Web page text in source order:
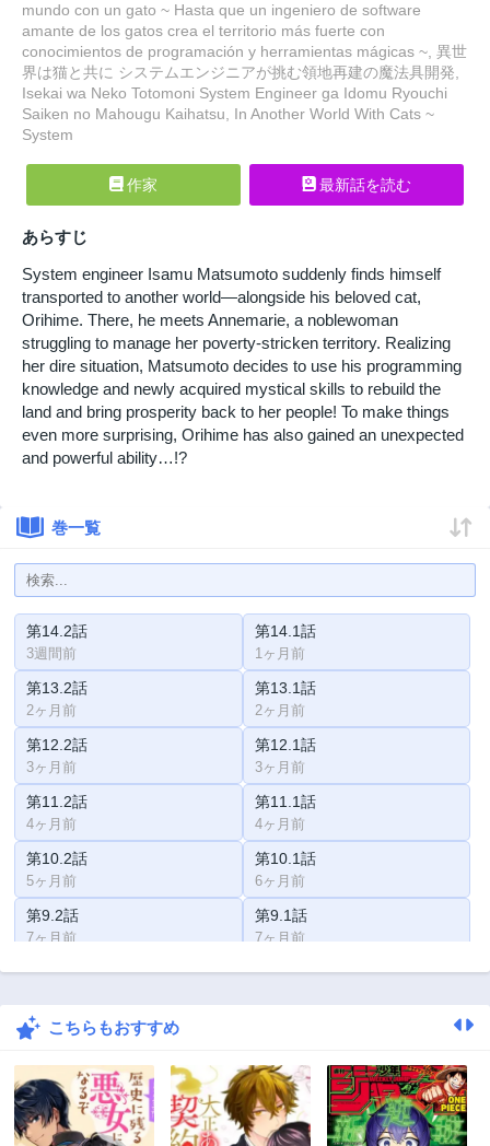
mundo con un gato ~ Hasta que un ingeniero de software
amante de los gatos crea el territorio más fuerte con
conocimientos de programación y herramientas mágicas ~, 異世
界は猫と共に システムエンジニアが挑む領地再建の魔法具開発,
Isekai wa Neko Totomoni System Engineer ga Idomu Ryouchi
Saiken no Mahougu Kaihatsu, In Another World With Cats ~
System
作家 最新話を読む
あらすじ
System engineer Isamu Matsumoto suddenly finds himself
transported to another world—alongside his beloved cat,
Orihime. There, he meets Annemarie, a noblewoman
struggling to manage her poverty-stricken territory. Realizing
her dire situation, Matsumoto decides to use his programming
knowledge and newly acquired mystical skills to rebuild the
land and bring prosperity back to her people! To make things
even more surprising, Orihime has also gained an unexpected
and powerful ability…!?
巻一覧
第14.2話
3週間前
第14.1話
1ヶ月前
第13.2話
2ヶ月前
第13.1話
2ヶ月前
第12.2話
3ヶ月前
第12.1話
3ヶ月前
第11.2話
4ヶ月前
第11.1話
4ヶ月前
第10.2話
5ヶ月前
第10.1話
6ヶ月前
第9.2話
7ヶ月前
第9.1話
7ヶ月前
第8.2話 第8.1話
第7.2話
第6.2話
10ヶ月前
第6.1話
10ヶ月前
こちらもおすすめ